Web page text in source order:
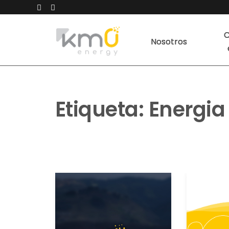
Nosotros
Etiqueta: